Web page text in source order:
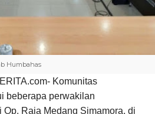
Humbahas
Komunitas
beberapa perwakilan
Op. Raja Medang Simamora, di